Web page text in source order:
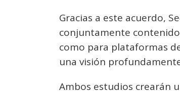
Gracias a este acuerdo,
conjuntamente
como para plataformas
una visión
Ambos estudios crearán